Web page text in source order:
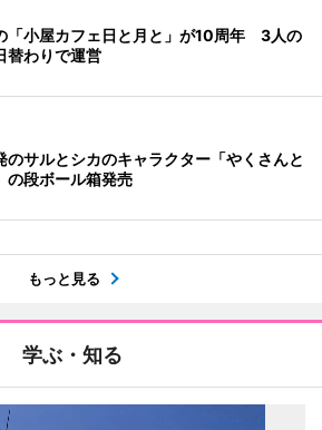
「小屋カフェ日と月と」が10周年 3人の
替わりで運営
のサルとシカのキャラクター「やくさんと
の段ボール箱発売
もっと見る
学ぶ・知る